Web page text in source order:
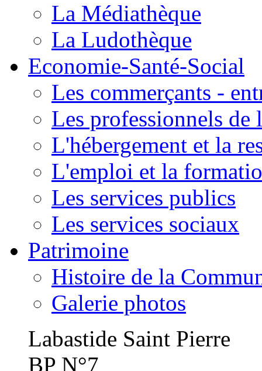
La Médiathèque
La Ludothèque
Economie-Santé-Social
Les commerçants -
Les professionnels de
L'hébergement et la
L'emploi et la
Les services publics
Les services sociaux
Patrimoine
Histoire de la
Galerie photos
Labastide Saint Pierre
BP N°7